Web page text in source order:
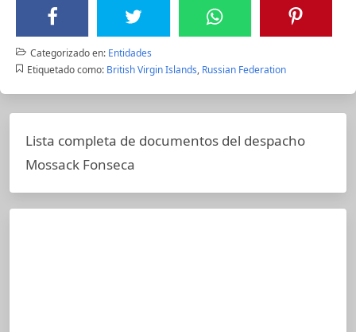
Categorizado en: Entidades
Etiquetado como: British Virgin Islands, Russian Federation
Lista completa de documentos del despacho
Mossack Fonseca